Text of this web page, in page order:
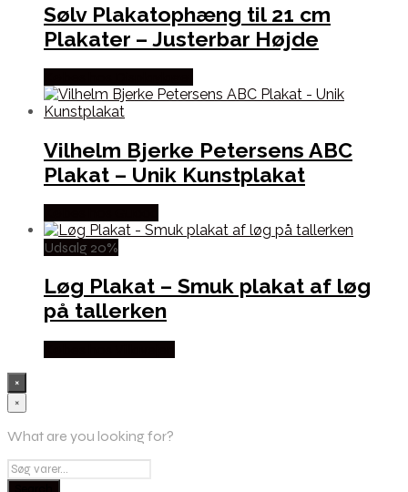
Sølv Plakatophæng til 21 cm
Plakater – Justerbar Højde
Vilhelm Bjerke Petersens ABC
Plakat – Unik Kunstplakat
Udsalg 20%
Løg Plakat – Smuk plakat af løg
på tallerken
×
×
What are you looking for?